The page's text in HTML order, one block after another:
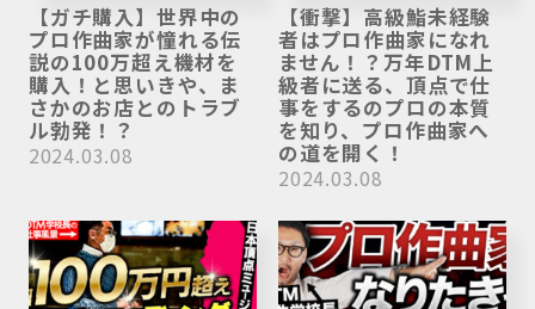
【ガチ購入】世界中の
プロ作曲家が憧れる伝
説の100万超え機材を
購入！と思いきや、ま
さかのお店とのトラブ
ル勃発！？
2024.03.08
【衝撃】高級鮨未経験
者はプロ作曲家になれ
ません！？万年DTM上
級者に送る、頂点で仕
事をするのプロの本質
を知り、プロ作曲家へ
の道を開く！
2024.03.08